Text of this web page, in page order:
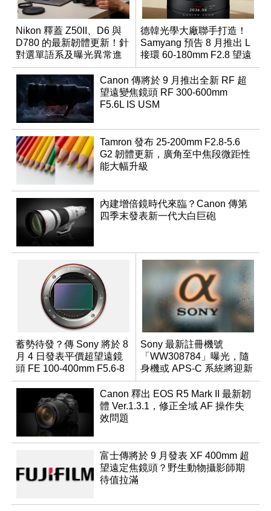
Nikon 釋蓋 Z50II、D6 與
D780 的最新韌體更新！針
對選單語系及曝光異常進
行修復
德韓光學大廠聯手打造！
Samyang 預告 8 月推出 L
接環 60-180mm F2.8 望遠
變焦鏡
Canon 傳將於 9 月推出全新 RF 超
望遠變焦鏡頭 RF 300-600mm
F5.6L IS USM
Tamron 發布 25-200mm F2.8-5.6
G2 韌體更新，廣角至中焦段微距性
能大幅升級
內建增倍鏡時代來臨？Canon 傳第
四季末發表新一代大白巨砲
蓄勢待發？傳 Sony 將於 8
月 4 日發表平價超望遠鏡
頭 FE 100-400mm F5.6-8
Sony 最新註冊機號
「WW308784」曝光，隨
身機或 APS-C 系統將迎新
成員？
Canon 釋出 EOS R5 Mark II 最新韌
體 Ver.1.3.1，修正全域 AF 操作失
效問題
富士傳將於 9 月發表 XF 400mm 超
望遠定焦鏡頭？野生動物攝影師期
待值拉滿